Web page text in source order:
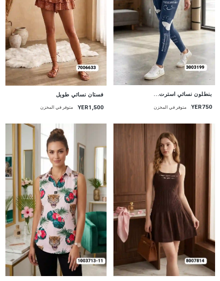
جديد
بنطلون نسائي استرت...
YER750 متوفر في المخزن
فستان نسائي طويل
YER1,500 متوفر في المخزن